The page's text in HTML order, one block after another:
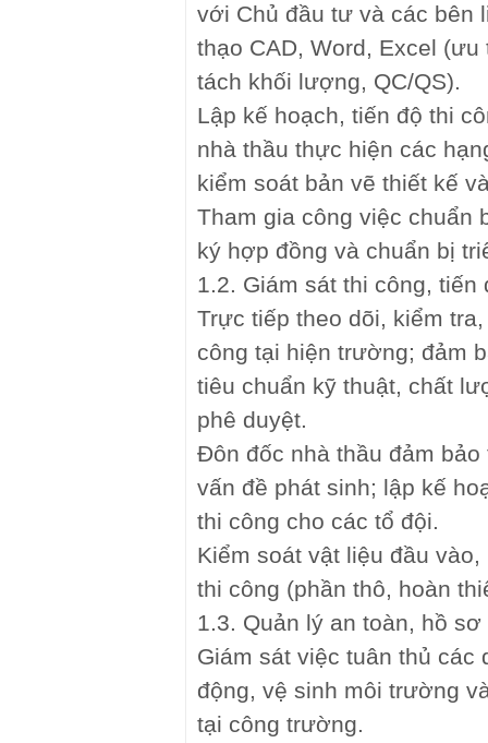
với Chủ đầu tư và các bên
thạo CAD, Word, Excel
tách khối lượng, QC/QS).
Lập kế hoạch, tiến độ thi
nhà thầu thực hiện các
kiểm soát bản vẽ thiết kế
Tham gia công việc chuẩn
ký hợp đồng và chuẩn bị
1.2. Giám sát thi công,
Trực tiếp theo dõi, kiểm
công tại hiện trường; đảm
tiêu chuẩn kỹ thuật, chất
phê duyệt.
Đôn đốc nhà thầu đảm
vấn đề phát sinh; lập kế
thi công cho các tổ đội.
Kiểm soát vật liệu đầu
thi công (phần thô, hoàn
1.3. Quản lý an toàn, hồ
Giám sát việc tuân thủ các
động, vệ sinh môi trường
tại công trường.